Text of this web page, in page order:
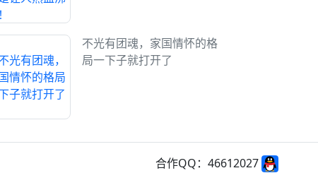
不光有团魂，家国情怀的格
局一下子就打开了
合作QQ：46612027